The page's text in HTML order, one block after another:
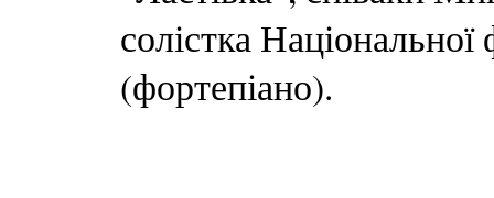
солістка
(фортепіано).